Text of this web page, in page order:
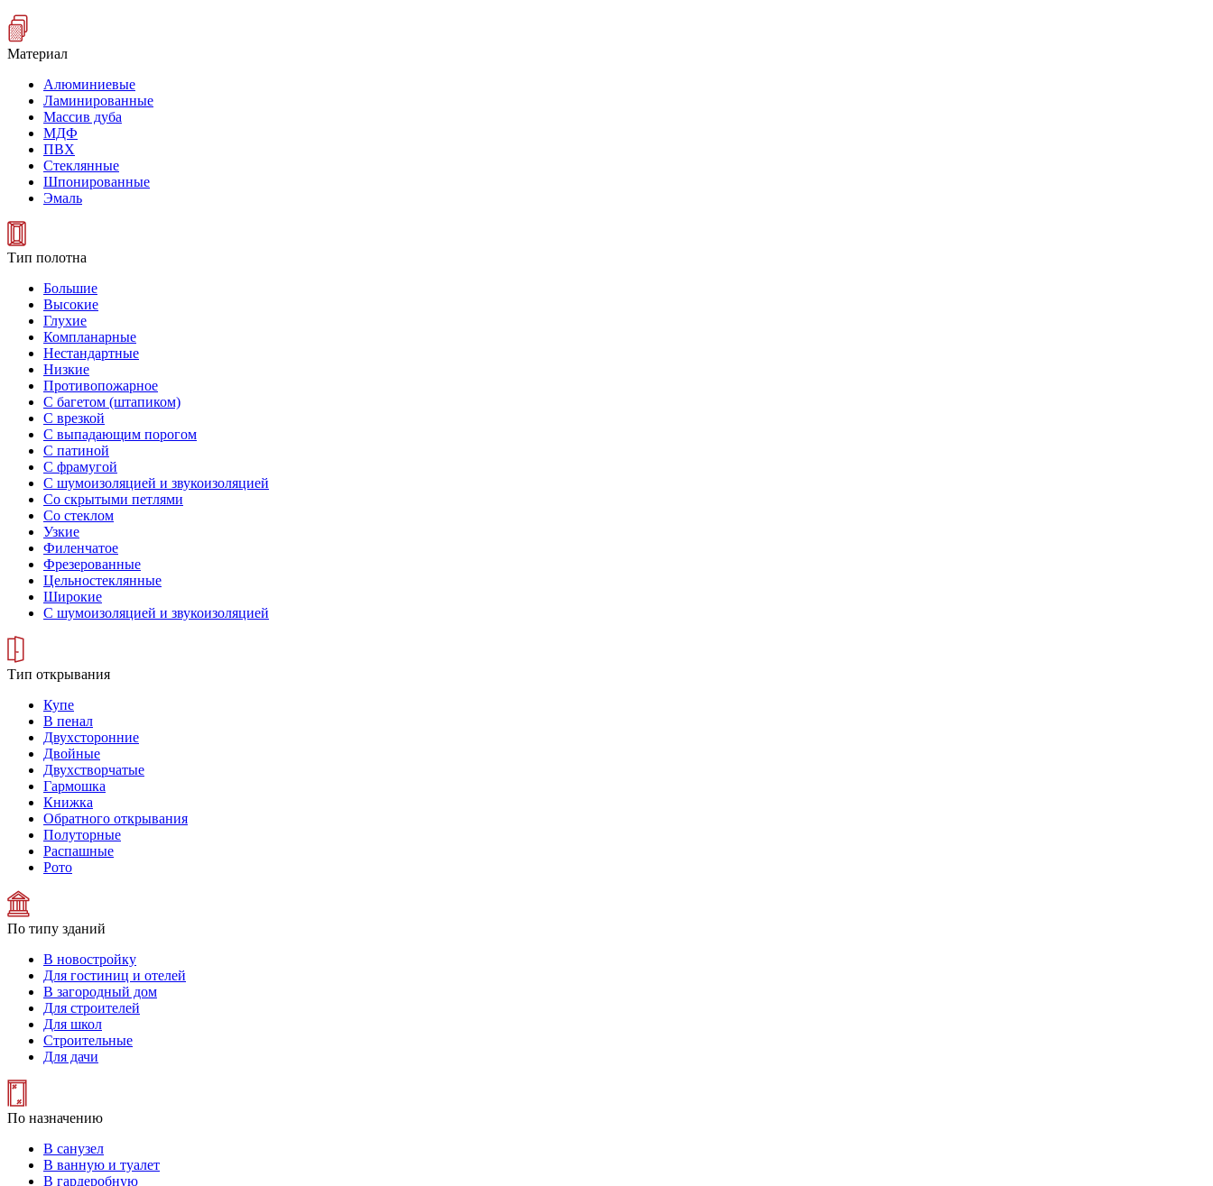
Материал
Алюминиевые
Ламинированные
Массив дуба
МДФ
ПВХ
Стеклянные
Шпонированные
Эмаль
Тип полотна
Большие
Высокие
Глухие
Компланарные
Нестандартные
Низкие
Противопожарное
С багетом (штапиком)
С врезкой
С выпадающим порогом
С патиной
С фрамугой
С шумоизоляцией и звукоизоляцией
Со скрытыми петлями
Со стеклом
Узкие
Филенчатое
Фрезерованные
Цельностеклянные
Широкие
С шумоизоляцией и звукоизоляцией
Тип открывания
Купе
В пенал
Двухсторонние
Двойные
Двухстворчатые
Гармошка
Книжка
Обратного открывания
Полуторные
Распашные
Рото
По типу зданий
В новостройку
Для гостиниц и отелей
В загородный дом
Для строителей
Для школ
Строительные
Для дачи
По назначению
В санузел
В ванную и туалет
В гардеробную